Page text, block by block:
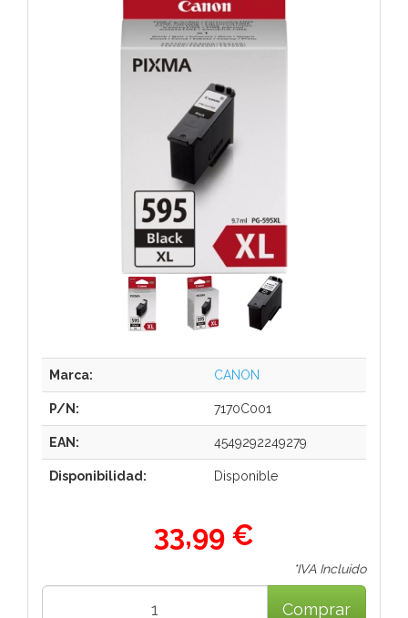
Marca: CANON
P/N: 7170C001
EAN: 4549292249279
Disponibilidad: Disponible
33,99 €
*IVA Incluido
Comprar